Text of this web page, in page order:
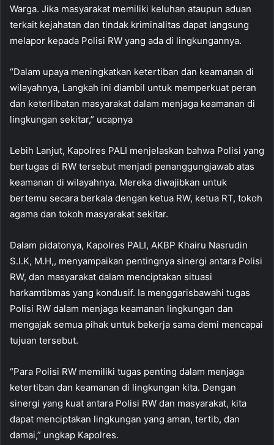
Warga. Jika masyarakat memiliki keluhan ataupun aduan
terkait kejahatan dan tindak kriminalitas dapat langsung
melapor kepada Polisi RW yang ada di lingkungannya.
“Dalam upaya meningkatkan ketertiban dan keamanan di
wilayahnya, Langkah ini diambil untuk memperkuat peran
dan keterlibatan masyarakat dalam menjaga keamanan di
lingkungan sekitar,” ucapnya
Lebih Lanjut, Kapolres PALI menjelaskan bahwa Polisi yang
bertugas di RW tersebut menjadi penanggungjawab atas
keamanan di wilayahnya. Mereka diwajibkan untuk
bertemu secara berkala dengan ketua RW, ketua RT, tokoh
agama dan tokoh masyarakat sekitar.
Dalam pidatonya, Kapolres PALI, AKBP Khairu Nasrudin
S.I.K, M.H,, menyampaikan pentingnya sinergi antara Polisi
RW, dan masyarakat dalam menciptakan situasi
harkamtibmas yang kondusif. Ia menggarisbawahi tugas
Polisi RW dalam menjaga keamanan lingkungan dan
mengajak semua pihak untuk bekerja sama demi mencapai
tujuan tersebut.
“Para Polisi RW memiliki tugas penting dalam menjaga
ketertiban dan keamanan di lingkungan kita. Dengan
sinergi yang kuat antara Polisi RW dan masyarakat, kita
dapat menciptakan lingkungan yang aman, tertib, dan
damai,” ungkap Kapolres.